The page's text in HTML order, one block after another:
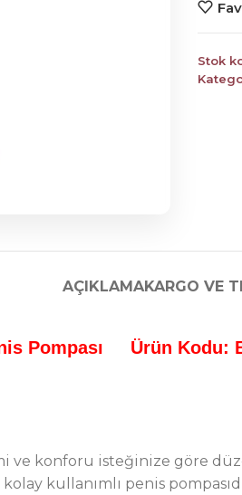
Stok
AÇIKLAMAKARGO VE
Pompası Ürün Kodu:
ve konforu isteğinize göre
kullanımlı penis